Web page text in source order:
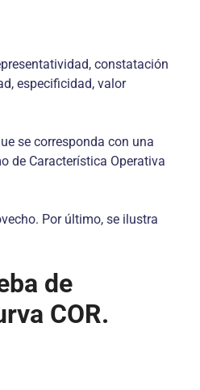
constatación
especificidad, valor
se corresponda con una
de Característica Operativa
Por último, se ilustra
de
COR.